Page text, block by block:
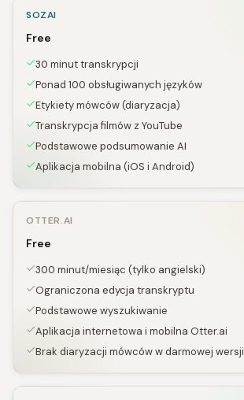
SOZAI
Free
30 minut transkrypcji
Ponad 100 obsługiwanych języków
Etykiety mówców (diaryzacja)
Transkrypcja filmów z YouTube
Podstawowe podsumowanie AI
Aplikacja mobilna (iOS i Android)
OTTER.AI
Free
300 minut/miesiąc (tylko angielski)
Ograniczona edycja transkryptu
Podstawowe wyszukiwanie
Aplikacja internetowa i mobilna Otter.ai
Brak diaryzacji mówców w darmowej wersji